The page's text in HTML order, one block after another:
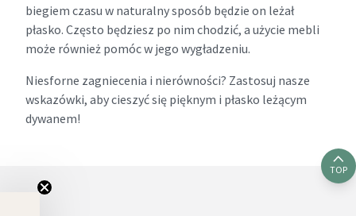
biegiem czasu w naturalny sposób będzie on leżał
płasko. Często będziesz po nim chodzić, a użycie mebli
może również pomóc w jego wygładzeniu.
Niesforne zagniecenia i nierówności? Zastosuj nasze
wskazówki, aby cieszyć się pięknym i płasko leżącym
dywanem!
TOP